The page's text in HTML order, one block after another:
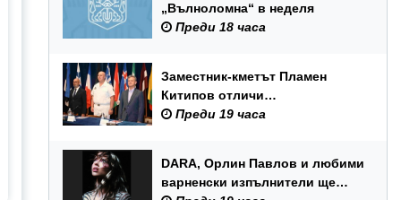
„Вълноломна“ в неделя
Преди 18 часа
Заместник-кметът Пламен
Китипов отличи
военнослужещи и цивилни
Преди 19 часа
DARA, Орлин Павлов и любими
варненски изпълнители ще